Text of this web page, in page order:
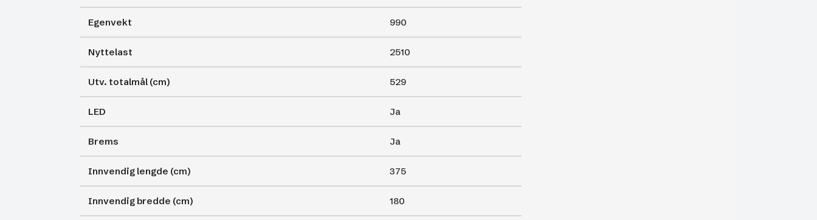
Egenvekt 990
Nyttelast 2510
Utv. totalmål (cm) 529
LED Ja
Brems Ja
Innvendig lengde (cm) 375
Innvendig bredde (cm) 180